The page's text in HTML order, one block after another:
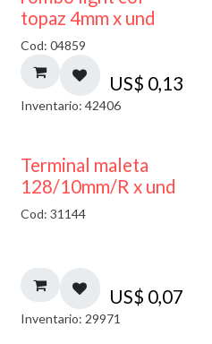
topaz 4mm x und
Cod: 04859
US$ 0,13
Inventario: 42406
Terminal maleta
128/10mm/R x und
Cod: 31144
US$ 0,07
Inventario: 29971